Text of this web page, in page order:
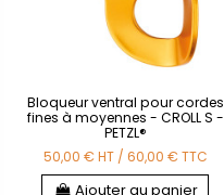
Bloqueur ventral pour cordes
fines à moyennes - CROLL S -
PETZL®
50,00 €HT / 60,00 €TTC
Ajouter au panier